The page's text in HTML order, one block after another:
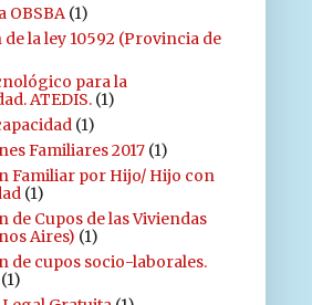
OBSBA (1)
la ley 10592 (Provincia de
para la
ATEDIS. (1)
(1)
Familiares 2017 (1)
Familiar por Hijo/ Hijo con
(1)
de Cupos de las Viviendas
Aires) (1)
de cupos socio-laborales.
(1)